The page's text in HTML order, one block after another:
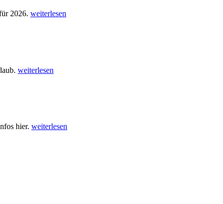
2026. weiterlesen
weiterlesen
hier. weiterlesen